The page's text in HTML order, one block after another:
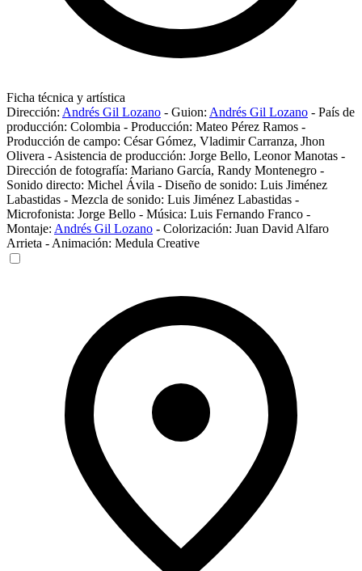
Ficha técnica y artística
Dirección: Andrés Gil Lozano - Guion: Andrés Gil Lozano - País de
producción: Colombia - Producción: Mateo Pérez Ramos -
Producción de campo: César Gómez, Vladimir Carranza, Jhon
Olivera - Asistencia de producción: Jorge Bello, Leonor Manotas -
Dirección de fotografía: Mariano García, Randy Montenegro -
Sonido directo: Michel Ávila - Diseño de sonido: Luis Jiménez
Labastidas - Mezcla de sonido: Luis Jiménez Labastidas -
Microfonista: Jorge Bello - Música: Luis Fernando Franco -
Montaje: Andrés Gil Lozano - Colorización: Juan David Alfaro
Arrieta - Animación: Medula Creative